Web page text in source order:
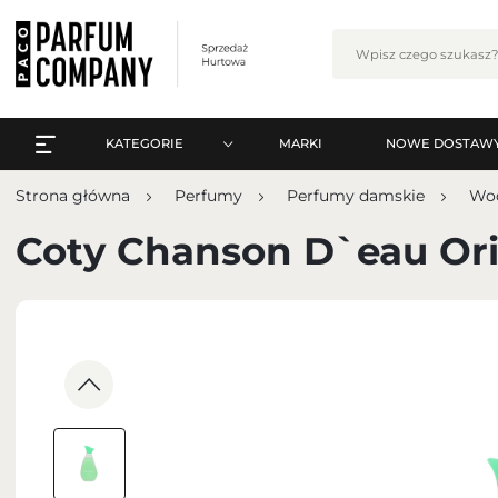
WSZYSTKO A-Z
PERFUMY
PERFUMY ARABSKIE
ZAPACHY DO WNĘTRZ
KATEGORIE
PERFUMY
ZESTAWY
PIELĘGNACJA
MAKIJAŻ
MARKI NOWE
Strona główna Perfumy Perfumy damskie
Coty Chanson D`eau